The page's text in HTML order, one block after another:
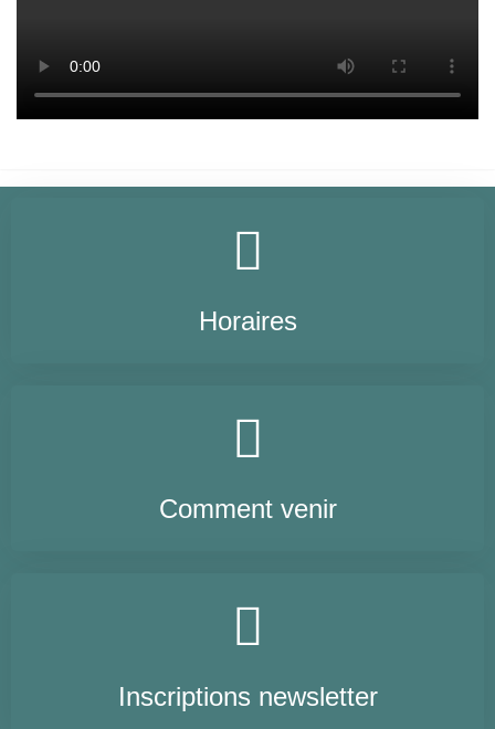
Horaires
Comment venir
Inscriptions newsletter